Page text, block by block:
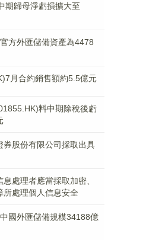
期歸母淨虧損擴大至
方外匯儲備資產為4478
月合約銷售額約5.5億元
料中期除稅後虧
券股份有限公司採取出具
處理者應當採取加密、
所處理個人信息安全
國外匯儲備規模34188億